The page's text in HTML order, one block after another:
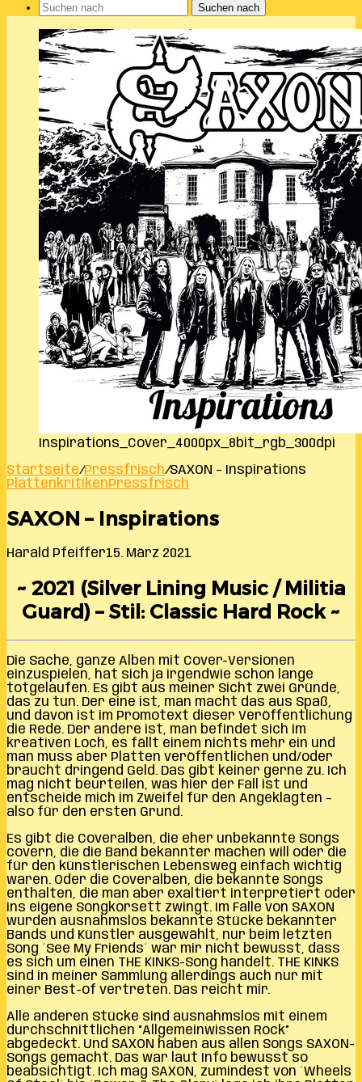
Suchen nach
Inspirations_Cover_4000px_8bit_rgb_300dpi
Startseite/Pressfrisch/SAXON – Inspirations
PlattenkritikenPressfrisch
SAXON – Inspirations
Harald Pfeiffer15. März 2021
~ 2021 (Silver Lining Music / Militia
Guard) – Stil: Classic Hard Rock ~
Die Sache, ganze Alben mit Cover-Versionen
einzuspielen, hat sich ja irgendwie schon lange
totgelaufen. Es gibt aus meiner Sicht zwei Gründe,
das zu tun. Der eine ist, man macht das aus Spaß,
und davon ist im Promotext dieser Veröffentlichung
die Rede. Der andere ist, man befindet sich im
kreativen Loch, es fällt einem nichts mehr ein und
man muss aber Platten veröffentlichen und/oder
braucht dringend Geld. Das gibt keiner gerne zu. Ich
mag nicht beurteilen, was hier der Fall ist und
entscheide mich im Zweifel für den Angeklagten –
also für den ersten Grund.
Es gibt die Coveralben, die eher unbekannte Songs
covern, die die Band bekannter machen will oder die
für den künstlerischen Lebensweg einfach wichtig
waren. Oder die Coveralben, die bekannte Songs
enthalten, die man aber exaltiert interpretiert oder
ins eigene Songkorsett zwingt. Im Falle von SAXON
wurden ausnahmslos bekannte Stücke bekannter
Bands und Künstler ausgewählt, nur beim letzten
Song ´See My Friends´ war mir nicht bewusst, dass
es sich um einen THE KINKS-Song handelt. THE KINKS
sind in meiner Sammlung allerdings auch nur mit
einer Best-of vertreten. Das reicht mir.
Alle anderen Stücke sind ausnahmslos mit einem
durchschnittlichen “Allgemeinwissen Rock”
abgedeckt. Und SAXON haben aus allen Songs SAXON-
Songs gemacht. Das war laut Info bewusst so
beabsichtigt. Ich mag SAXON, zumindest von ´Wheels